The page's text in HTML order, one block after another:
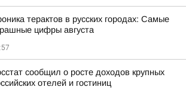
терактов в русских городах: Самые
цифры августа
сообщил о росте доходов крупных
отелей и гостиниц